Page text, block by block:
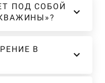
ПОД СОБОЙ
В